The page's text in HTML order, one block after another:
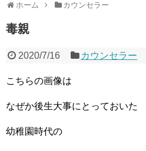
ホーム カウンセラー
毒親
2020/7/16 カウンセラー
こちらの画像は
なぜか後生大事にとっておいた
幼稚園時代の